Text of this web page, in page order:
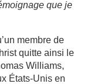
que je
membre de
quitte ainsi le
Williams,
États-Unis en